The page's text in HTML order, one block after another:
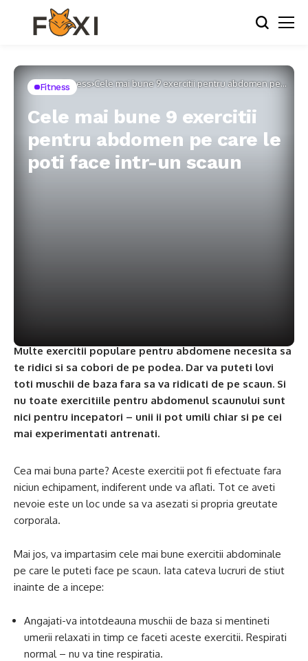
Home Fitness Cele mai bune 9 exercitii pentru abdomen pe
Fitness
Cele mai bune 9 exercitii
pentru abdomen pe care le
poti face intr-un scaun
Multe exercitii populare pentru abdomene necesita sa
te ridici si sa cobori de pe podea. Dar va puteti lovi
toti muschii de baza fara sa va ridicati de pe scaun. Si
nu toate exercitiile pentru abdomenul scaunului sunt
nici pentru incepatori – unii ii pot umili chiar si pe cei
mai experimentati antrenati.
Cea mai buna parte? Aceste exercitii pot fi efectuate fara
niciun echipament, indiferent unde va aflati. Tot ce aveti
nevoie este un loc unde sa va asezati si propria greutate
corporala.
Mai jos, va impartasim cele mai bune exercitii abdominale
pe care le puteti face pe scaun. Iata cateva lucruri de stiut
inainte de a incepe:
Angajati-va intotdeauna muschii de baza si mentineti
umerii relaxati in timp ce faceti aceste exercitii. Respirati
normal – nu va tine respiratia.